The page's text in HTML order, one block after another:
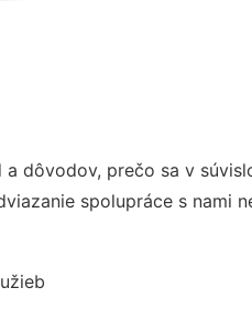
dôvodov, prečo sa v
spolupráce s nami